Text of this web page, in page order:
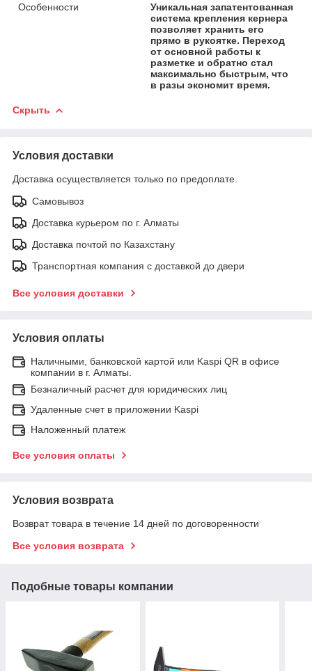
Особенности
Уникальная запатентованная
система крепления кернера
позволяет хранить его
прямо в рукоятке. Переход
от основной работы к
разметке и обратно стал
максимально быстрым, что
в разы экономит время.
Скрыть
Условия доставки
Доставка осуществляется только по предоплате.
Самовывоз
Доставка курьером по г. Алматы
Доставка почтой по Казахстану
Транспортная компания с доставкой до двери
Все условия доставки
Условия оплаты
Наличными, банковской картой или Kaspi QR в офисе
компании в г. Алматы.
Безналичный расчет для юридических лиц
Удаленные счет в приложении Kaspi
Наложенный платеж
Все условия оплаты
Условия возврата
Возврат товара в течение 14 дней по договоренности
Все условия возврата
Подобные товары компании